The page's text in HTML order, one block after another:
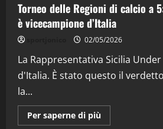
"SportEmpire" in
“SportEmpire” in
08/04/2026
Torneo delle Regioni di calcio a
è vicecampione d’Italia
02/05/2026
La Rappresentativa Sicilia
d'Italia. È stato questo il
la...
Per saperne di più
informazioni